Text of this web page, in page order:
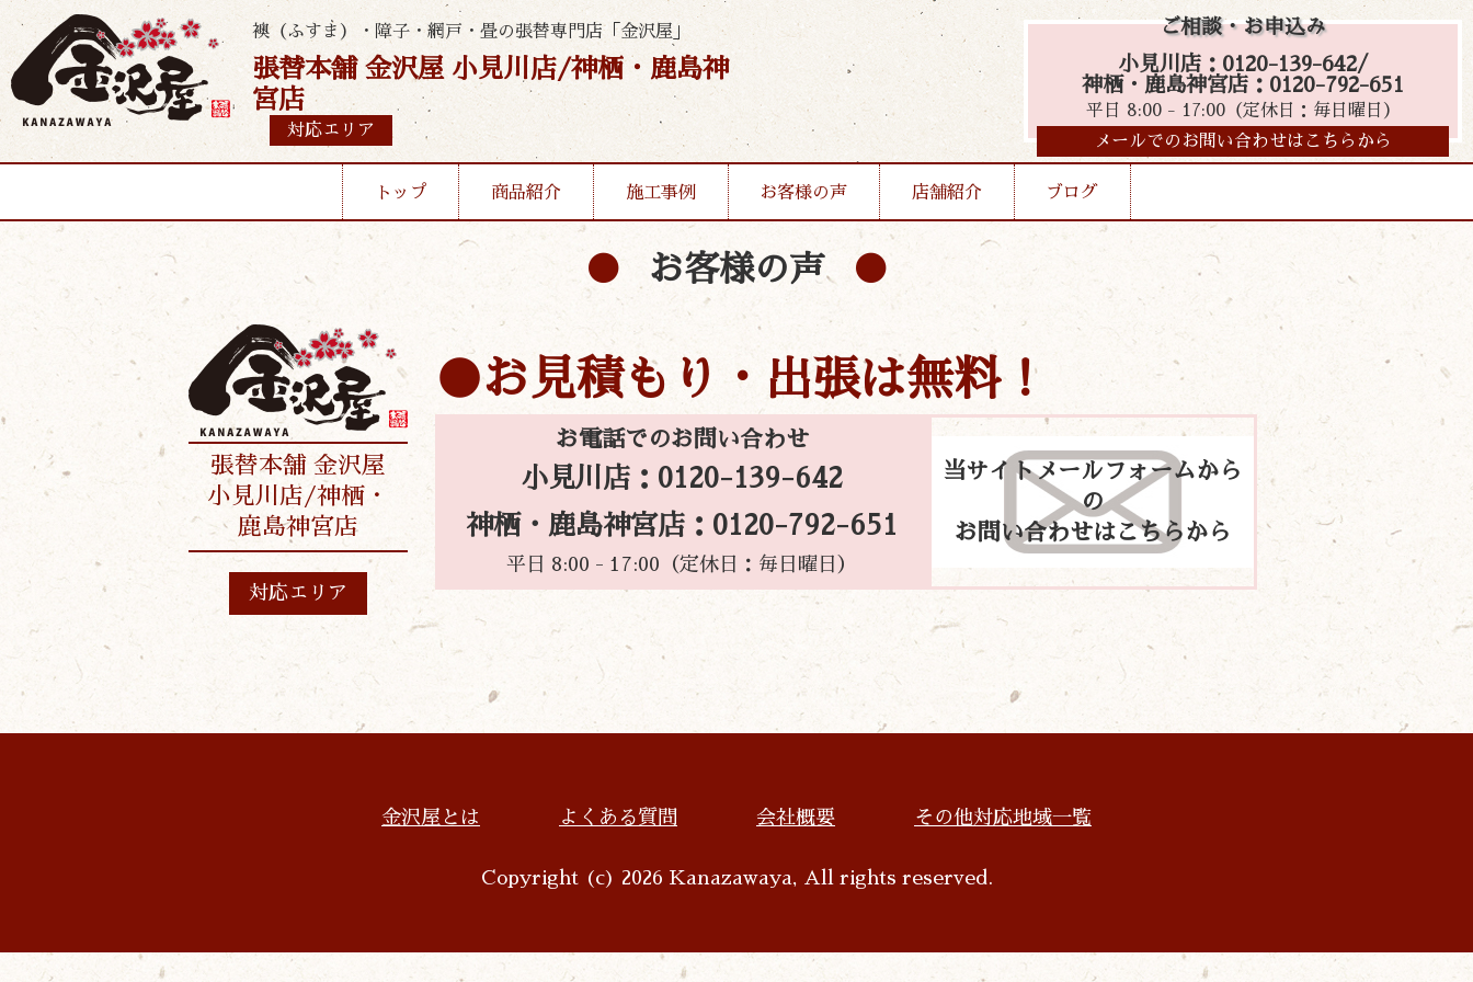
襖（ふすま）・障子・網戸・畳の張替専門店「金沢屋」
張替本舗 金沢屋 小見川店/神栖・鹿島神
宮店
対応エリア
ご相談・お申込み
小見川店：0120-139-642/
神栖・鹿島神宮店：0120-792-651
平日 8:00 - 17:00（定休日：毎日曜日）
メールでのお問い合わせはこちらから
トップ 商品紹介 施工事例 お客様の声 店舗紹介 ブログ
お客様の声
張替本舗 金沢屋
小見川店/神栖・
鹿島神宮店
対応エリア
お見積もり・出張は無料！
お電話でのお問い合わせ
小見川店：0120-139-642
神栖・鹿島神宮店：0120-792-651
平日 8:00 - 17:00（定休日：毎日曜日）
当サイトメールフォームから
の
お問い合わせはこちらから
金沢屋とは よくある質問 会社概要 その他対応地域一覧
Copyright (c) 2026 Kanazawaya, All rights reserved.